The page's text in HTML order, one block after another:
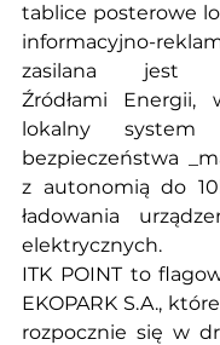
tablice posterowe
informacyjno-
zasilana jest
Źródłami Energii,
lokalny system
bezpieczeństwa
z autonomią do
ładowania
elektrycznych.
ITK POINT to
EKOPARK S.A.,
rozpocznie się w